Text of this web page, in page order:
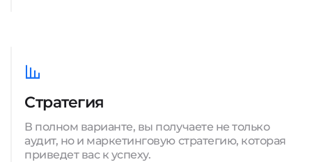
Стратегия
В полном варианте, вы получаете не только
аудит, но и маркетинговую стратегию, которая
приведет вас к успеху.